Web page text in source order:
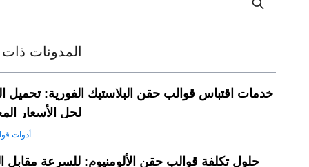
المدونات
خدمات اقتباس قوالب حقن البلاستيك الفورية: تحميل
لحل الأسعار
أدوات
حلول تكلفة قوالب حقن الألومنيوم: للسرعة مقابل